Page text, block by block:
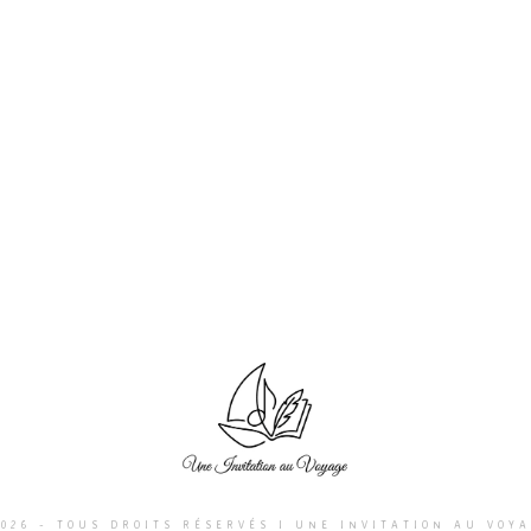
- TOUS DROITS RÉSERVÉS I UNE INVITATION AU